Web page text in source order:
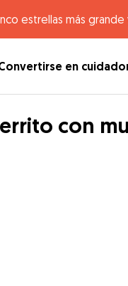
estrellas más
en
con